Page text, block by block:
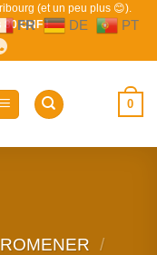
(et un peu plus 😊).
80 CHF !
0
/
FR DE PT